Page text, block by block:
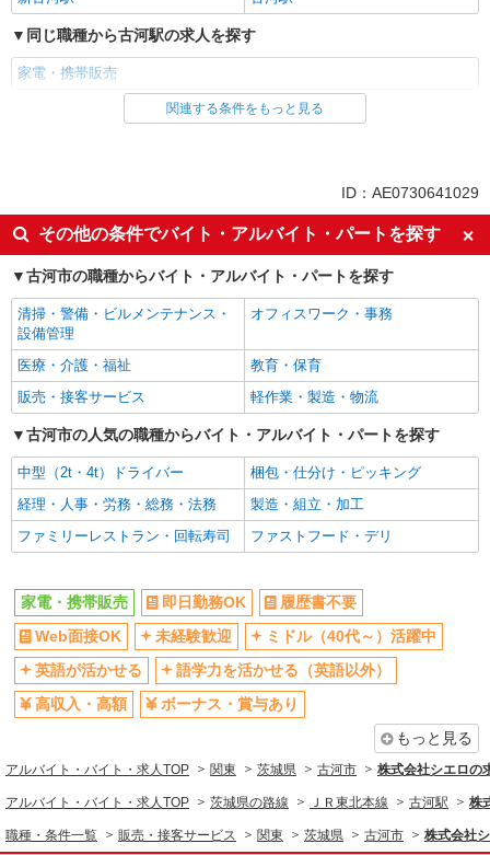
同じ職種から古河駅の求人を探す
家電・携帯販売
同じ雇用形態から古河駅の求人を探す
即日勤務OK
履歴書不要
Web面接OK
未経験歓迎
ミドル（40代～）活躍中
英語が活かせる
語学力を活かせる（英語以外）
高収入・高額
ボーナス・賞与あり
昇給あり
日払い
週払い
10時～勤務OK
髪型・髪色自由
ネイルOK
ピアスOK
車通勤OK
バイク通勤OK
交通費支給
社会保険あり
入社祝い金あり
各種手当（家族・役職・インセン
制服貸与
社員登用あり
同じ職種から求人を探す
販売・接客サービス
家電・携帯販売
未経験歓迎
ミドル（40代～）活躍中
英語が活かせる
ボーナス・賞与あり
日払い
車通勤OK
関連する条件をもっと見る
ID：AE0730641029
その他の条件でバイト・アルバイト・パートを探す
古河市の職種からバイト・アルバイト・パートを探す
清掃・警備・ビルメンテナンス・
設備管理
オフィスワーク・事務
医療・介護・福祉
教育・保育
販売・接客サービス
軽作業・製造・物流
古河市の人気の職種からバイト・アルバイト・パートを探す
中型（2t・4t）ドライバー
梱包・仕分け・ピッキング
経理・人事・労務・総務・法務
製造・組立・加工
ファミリーレストラン・回転寿司
ファストフード・デリ
家電・携帯販売 即日勤務OK
履歴書不要
Web面接OK
未経験歓迎
ミドル（40代～）活躍中
英語が活かせる
語学力を活かせる（英語以外）
高収入・高額
ボーナス・賞与あり
もっと見る
アルバイト・バイト・求人TOP 関東 茨城県 古河市 株式会社シエロの
アルバイト・バイト・求人TOP 茨城県の路線 ＪＲ東北本線 古河駅 株
職種・条件一覧 販売・接客サービス 関東 茨城県 古河市 株式会社